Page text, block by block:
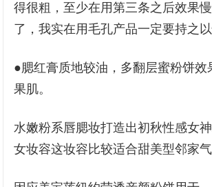
得很粗，至少在用第三条之后效果
了，我实在用毛孔产品一定要持之以
●腮红膏质地较油，多翻层蜜粉饼效
果肌。
水嫩粉系唇腮妆打造出初秋性感女
女妆容这妆容比较适合甜美型邻家气